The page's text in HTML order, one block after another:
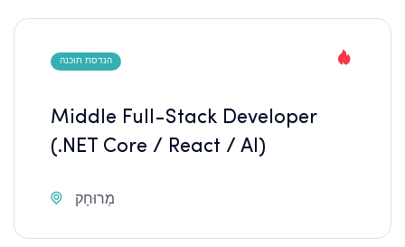
הנדסת תוכנה
Middle Full-Stack Developer
(.NET Core / React / AI)
מְרוּחָק